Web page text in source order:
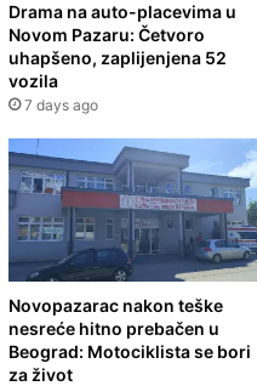
Drama na auto-placevima u
Novom Pazaru: Četvoro
uhapšeno, zaplijenjena 52
vozila
7 days ago
Novopazarac nakon teške
nesreće hitno prebačen u
Beograd: Motociklista se bori
za život